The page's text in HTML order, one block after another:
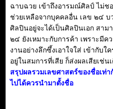
ฉาบฉวย เข้าถึงอารมณ์ศิลป์ ไม่ช
ช่วยเหลือจากบุคคลอื่น เลข ๒๔
ศิลปินอยู่จะได้เป็นศิลปินเอก สาม
๒๔ ยังเหมาะกับการค้า เพราะมี
งานอย่างลึกซึ้งเอาใจใส่ เข้ากับ
อยู่ในสมการที่เสีย ก็ส่งผลเสียเช่น
สรุปผลรวมเลขศาสตร์ของชื่อเท่
ไปได้ควรนำมาตั้งชื่อ